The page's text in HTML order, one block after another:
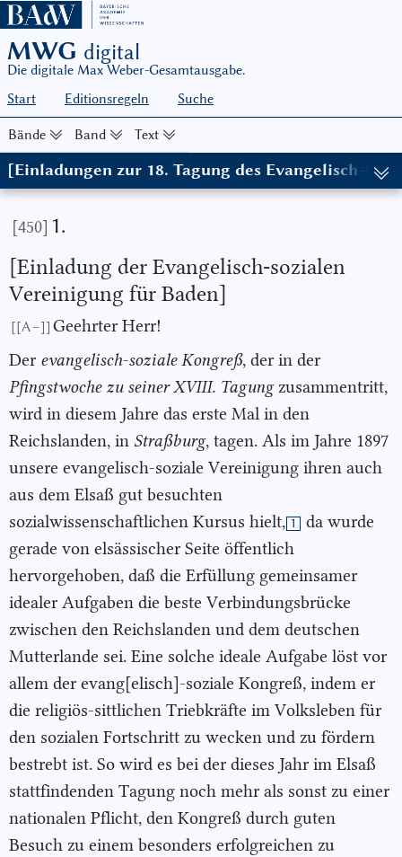
MWG digital
Die digitale Max Weber-Gesamtausgabe.
Start
Editionsregeln Suche
Bände Band Text
[Einladungen zur 18. Tagung des Evangelisch-
(in: MWG I/8, hg. von Wolfgang Schluchter in Zusammenarbeit
[450] 1.
[Einladung der Evangelisch-sozialen
Vereinigung für Baden]
[[A –]] Geehrter Herr!
Der evangelisch-soziale Kongreß, der in der
Pfingstwoche zu seiner XVIII. Tagungzusammentritt,
wird in diesem Jahre das erste Mal in den
Reichslanden, in Straßburg, tagen. Als im Jahre 1897
unsere evangelisch-soziale Vereinigung ihren auch
aus dem Elsaß gut besuchten
sozialwissenschaftlichen Kursus hielt, 1
da wurde
gerade von elsässischer Seite öffentlich
hervorgehoben, daß die Erfüllung gemeinsamer
idealer Aufgaben die beste Verbindungsbrücke
zwischen den Reichslanden und dem deutschen
Mutterlande sei. Eine solche ideale Aufgabe löst vor
allem der evang[elisch]-soziale Kongreß, indem er
die religiös-sittlichen Triebkräfte im Volksleben für
den sozialen Fortschritt zu wecken und zu fördern
bestrebt ist. So wird es bei der dieses Jahr im Elsaß
stattfindenden Tagung noch mehr als sonst zu einer
nationalen Pflicht, den Kongreß durch guten
Besuch zu einem besonders erfolgreichen zu